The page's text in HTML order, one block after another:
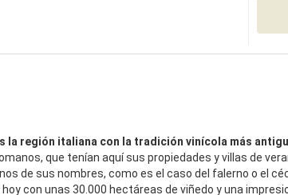
la región italiana con la tradición vinícola más
que tenían aquí sus propiedades y villas de
de sus nombres, como es el caso del falerno o el
con unas 30.000 hectáreas de viñedo y una